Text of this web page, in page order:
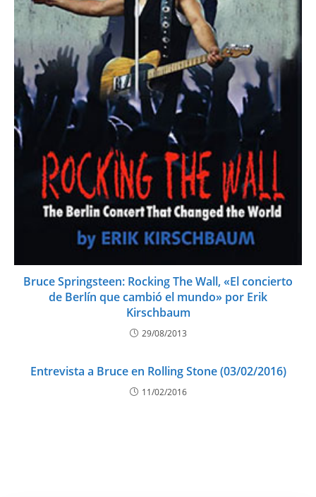
Bruce Springsteen: Rocking The Wall, «El concierto
de Berlín que cambió el mundo» por Erik
Kirschbaum
29/08/2013
Entrevista a Bruce en Rolling Stone (03/02/2016)
11/02/2016